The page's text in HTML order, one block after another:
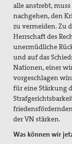
alle anstrebt,
nachgehen, den
zu vermeiden. Zu
Herrschaft des
unermüdliche
und auf das
Nationen, einer
vorgeschlagen
für eine Stärkung
der VN stärken.
Was können wir